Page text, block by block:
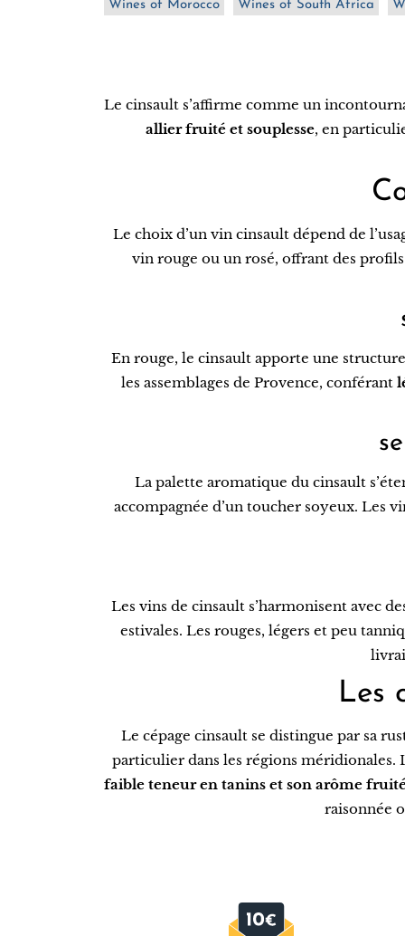
Wines of Morocco Wines of South Africa
Le cinsault s’affirme comme un
allier fruité et souplesse, en
Le choix d’un vin cinsault dépend de
vin rouge ou un rosé, offrant des
En rouge, le cinsault apporte une
les assemblages de Provence, conférant
La palette aromatique du cinsault
accompagnée d’un toucher soyeux. Les
Les vins de cinsault s’harmonisent avec
estivales. Les rouges, légers et peu
Les
Le cépage cinsault se distingue par sa
particulier dans les régions méridionales.
faible teneur en tanins et son arôme
raisonnée